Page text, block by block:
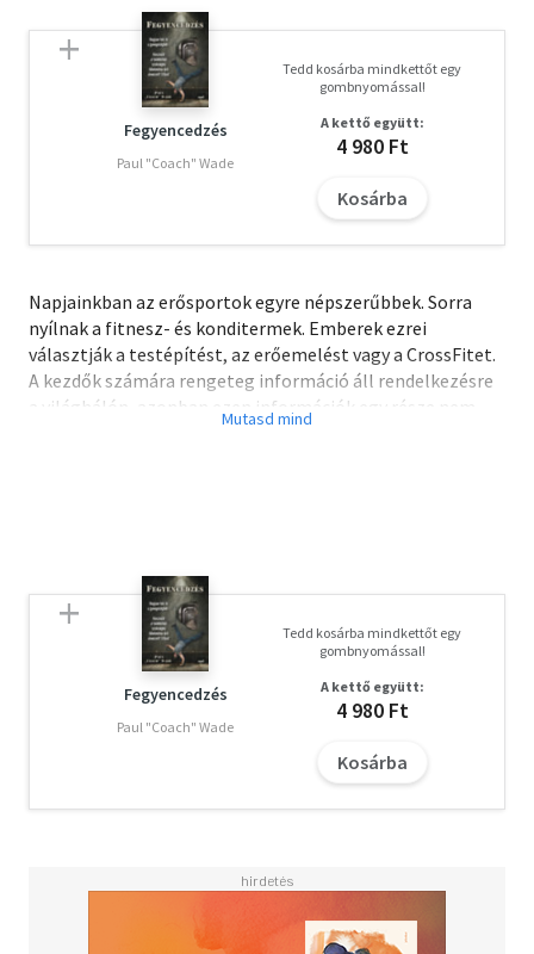
Fegyencedzés
Paul "Coach" Wade
Tedd kosárba mindkettőt egy
gombnyomással!
A kettő együtt:
4 980 Ft
Kosárba
Napjainkban az erősportok egyre népszerűbbek. Sorra
nyílnak a fitnesz- és konditermek. Emberek ezrei
választják a testépítést, az erőemelést vagy a CrossFitet.
A kezdők számára rengeteg információ áll rendelkezésre
a világhálón, azonban ezen információk egy része nem
alkalmazható közvetlenül, és sok közülük „broscience".
A letöltéssel kapcsolatos kérdésekre
Olvasd el mások véleményét is!
Fegyencedzés
Paul "Coach" Wade
Tedd kosárba mindkettőt egy
gombnyomással!
A kettő együtt:
4 980 Ft
Kosárba